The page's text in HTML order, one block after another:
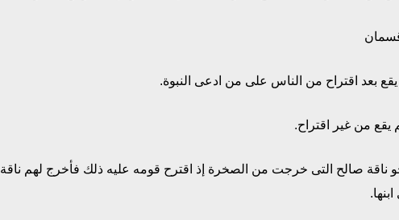
ناقة صالح التى خرجت من الصخرة إذ اقترح قومه عليه ذلك فأخرج لهم ناقة